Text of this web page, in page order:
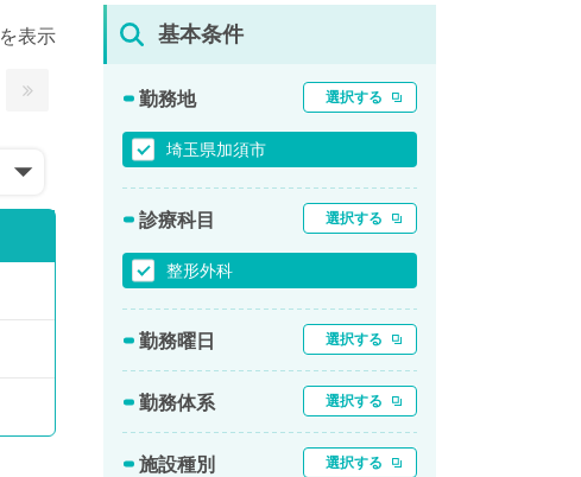
表示 基本条件
勤務地 選択する
埼玉県加須市
診療科目 選択する
整形外科
勤務曜日 選択する
勤務体系 選択する
施設種別 選択する